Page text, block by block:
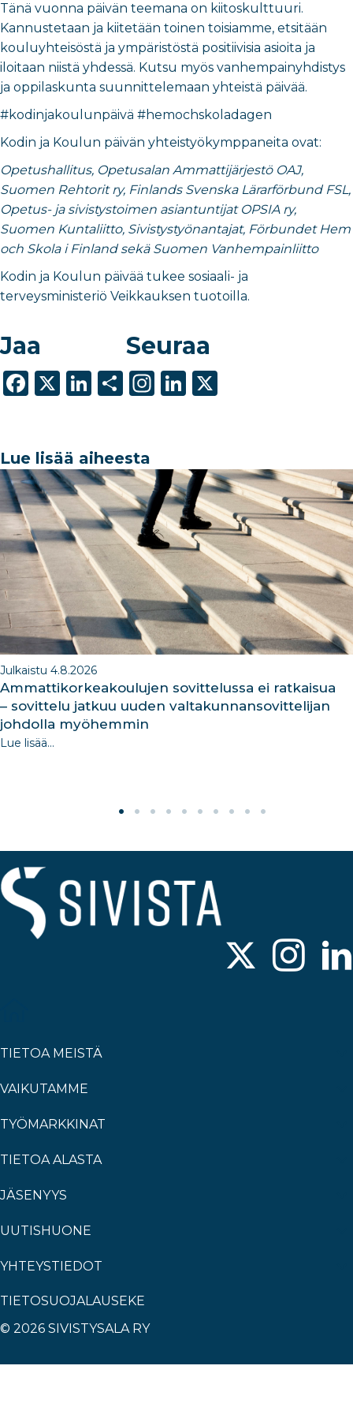
Tänä vuonna päivän teemana on kiitoskulttuuri.
Kannustetaan ja kiitetään toinen toisiamme, etsitään
kouluyhteisöstä ja ympäristöstä positiivisia asioita ja
iloitaan niistä yhdessä. Kutsu myös vanhempainyhdistys
ja oppilaskunta suunnittelemaan yhteistä päivää.
#kodinjakoulunpäivä #hemochskoladagen
Kodin ja Koulun päivän yhteistyökymppaneita ovat:
Opetushallitus, Opetusalan Ammattijärjestö OAJ,
Suomen Rehtorit ry, Finlands Svenska Lärarförbund FSL,
Opetus- ja sivistystoimen asiantuntijat OPSIA ry,
Suomen Kuntaliitto, Sivistystyönantajat, Förbundet Hem
och Skola i Finland sekä Suomen Vanhempainliitto
Kodin ja Koulun päivää tukee sosiaali- ja
terveysministeriö Veikkauksen tuotoilla.
Jaa
F
e
b
o
o
k
X
Li
e
dI
n
S
e
Seuraa
In
ra
m
Li
dI
n
Lue lisää aiheesta
Julkaistu 4.8.2026
Ammattikorkeakoulujen sovittelussa ei ratkaisua
– sovittelu jatkuu uuden valtakunnansovittelijan
johdolla myöhemmin
Lue lisää...
TIETOA MEISTÄ
VAIKUTAMME
TYÖMARKKINAT
TIETOA ALASTA
JÄSENYYS
UUTISHUONE
YHTEYSTIEDOT
TIETOSUOJALAUSEKE
© 2026 SIVISTYSALA RY